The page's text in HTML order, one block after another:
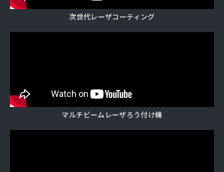
次世代レーザコーティング
マルチビームレーザろう付け機